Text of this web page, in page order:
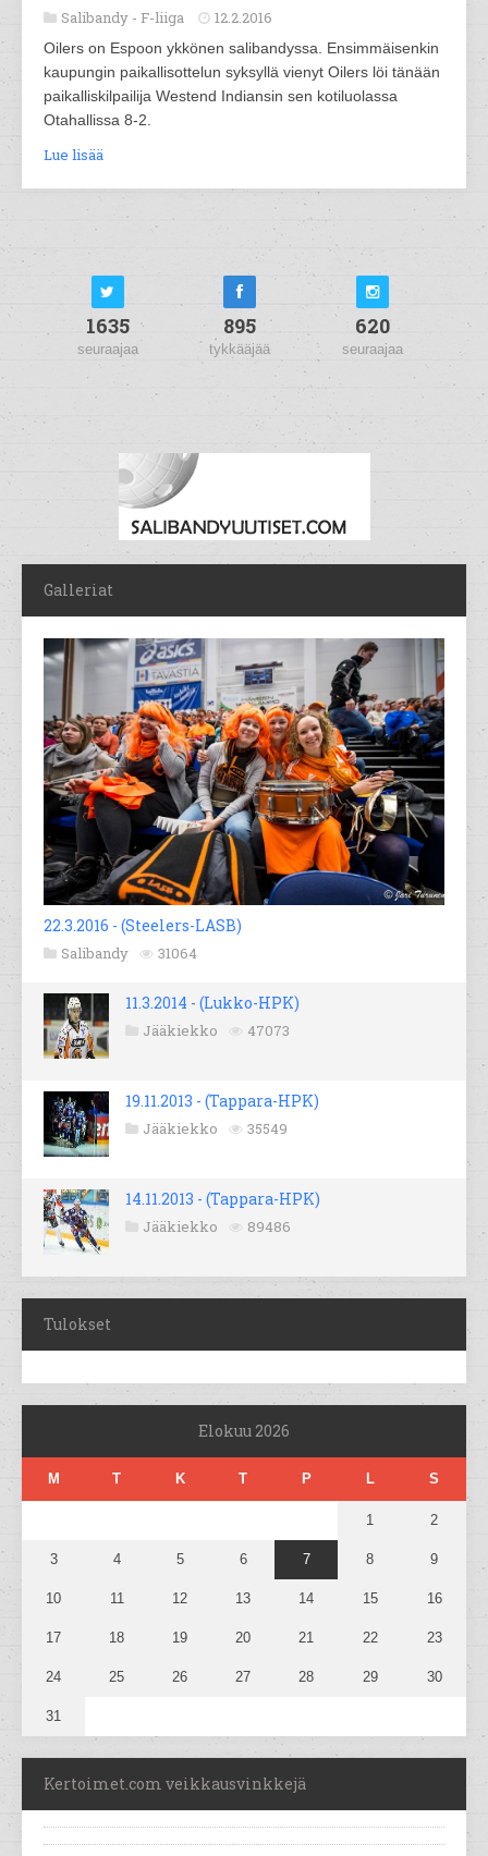
Salibandy - F-liiga 12.2.2016
Oilers on Espoon ykkönen salibandyssa. Ensimmäisenkin
kaupungin paikallisottelun syksyllä vienyt Oilers löi tänään
paikalliskilpailija Westend Indiansin sen kotiluolassa
Otahallissa 8-2.
Lue lisää
1635
seuraajaa
895
tykkääjää
620
seuraajaa
Galleriat
22.3.2016 - (Steelers-LASB)
Salibandy 31064
11.3.2014 - (Lukko-HPK)
Jääkiekko 47073
19.11.2013 - (Tappara-HPK)
Jääkiekko 35549
14.11.2013 - (Tappara-HPK)
Jääkiekko 89486
Tulokset
Elokuu 2026
M T K T P L S
1 2
3 4 5 6 7 8 9
10 11 12 13 14 15 16
17 18 19 20 21 22 23
24 25 26 27 28 29 30
31
Kertoimet.com veikkausvinkkejä